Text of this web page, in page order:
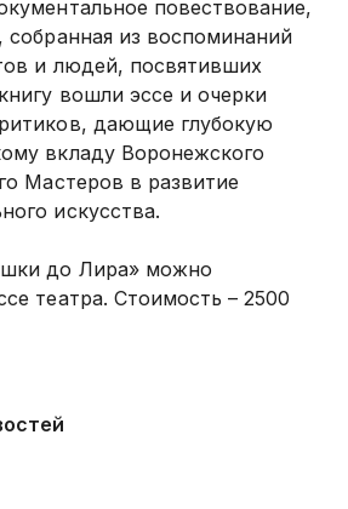
повествование,
собранная из воспоминаний
и людей, посвятивших
вошли эссе и очерки
дающие глубокую
вкладу Воронежского
Мастеров в развитие
искусства.
до Лира» можно
театра. Стоимость – 2500